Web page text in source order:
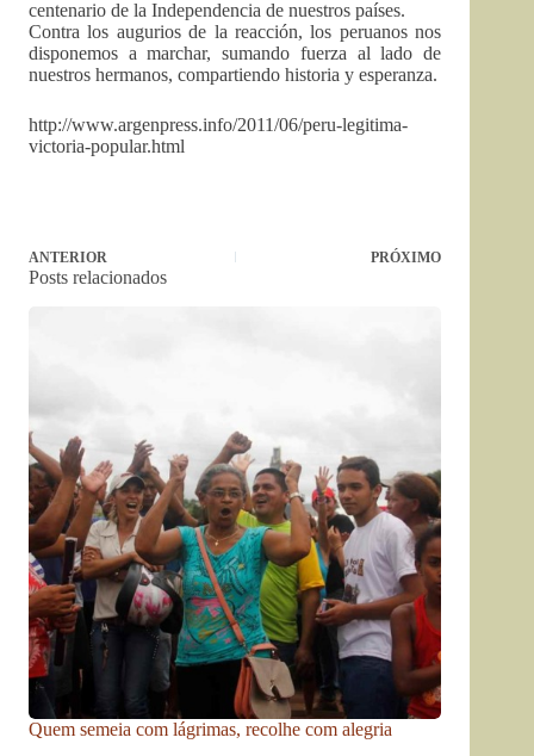
centenario de la Independencia de nuestros países.
Contra los augurios de la reacción, los peruanos nos
disponemos a marchar, sumando fuerza al lado de
nuestros hermanos, compartiendo historia y esperanza.
http://www.argenpress.info/2011/06/peru-legitima-
victoria-popular.html
ANTERIOR PRÓXIMO
Posts relacionados
Quem semeia com lágrimas, recolhe com alegria